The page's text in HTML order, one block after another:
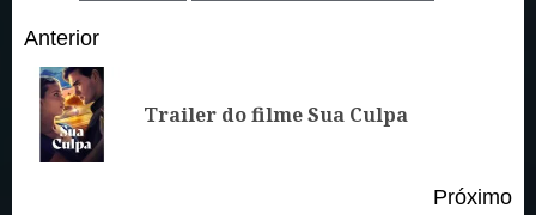
Continue
Reading
Anterior
Trailer do filme Sua Culpa
Próximo